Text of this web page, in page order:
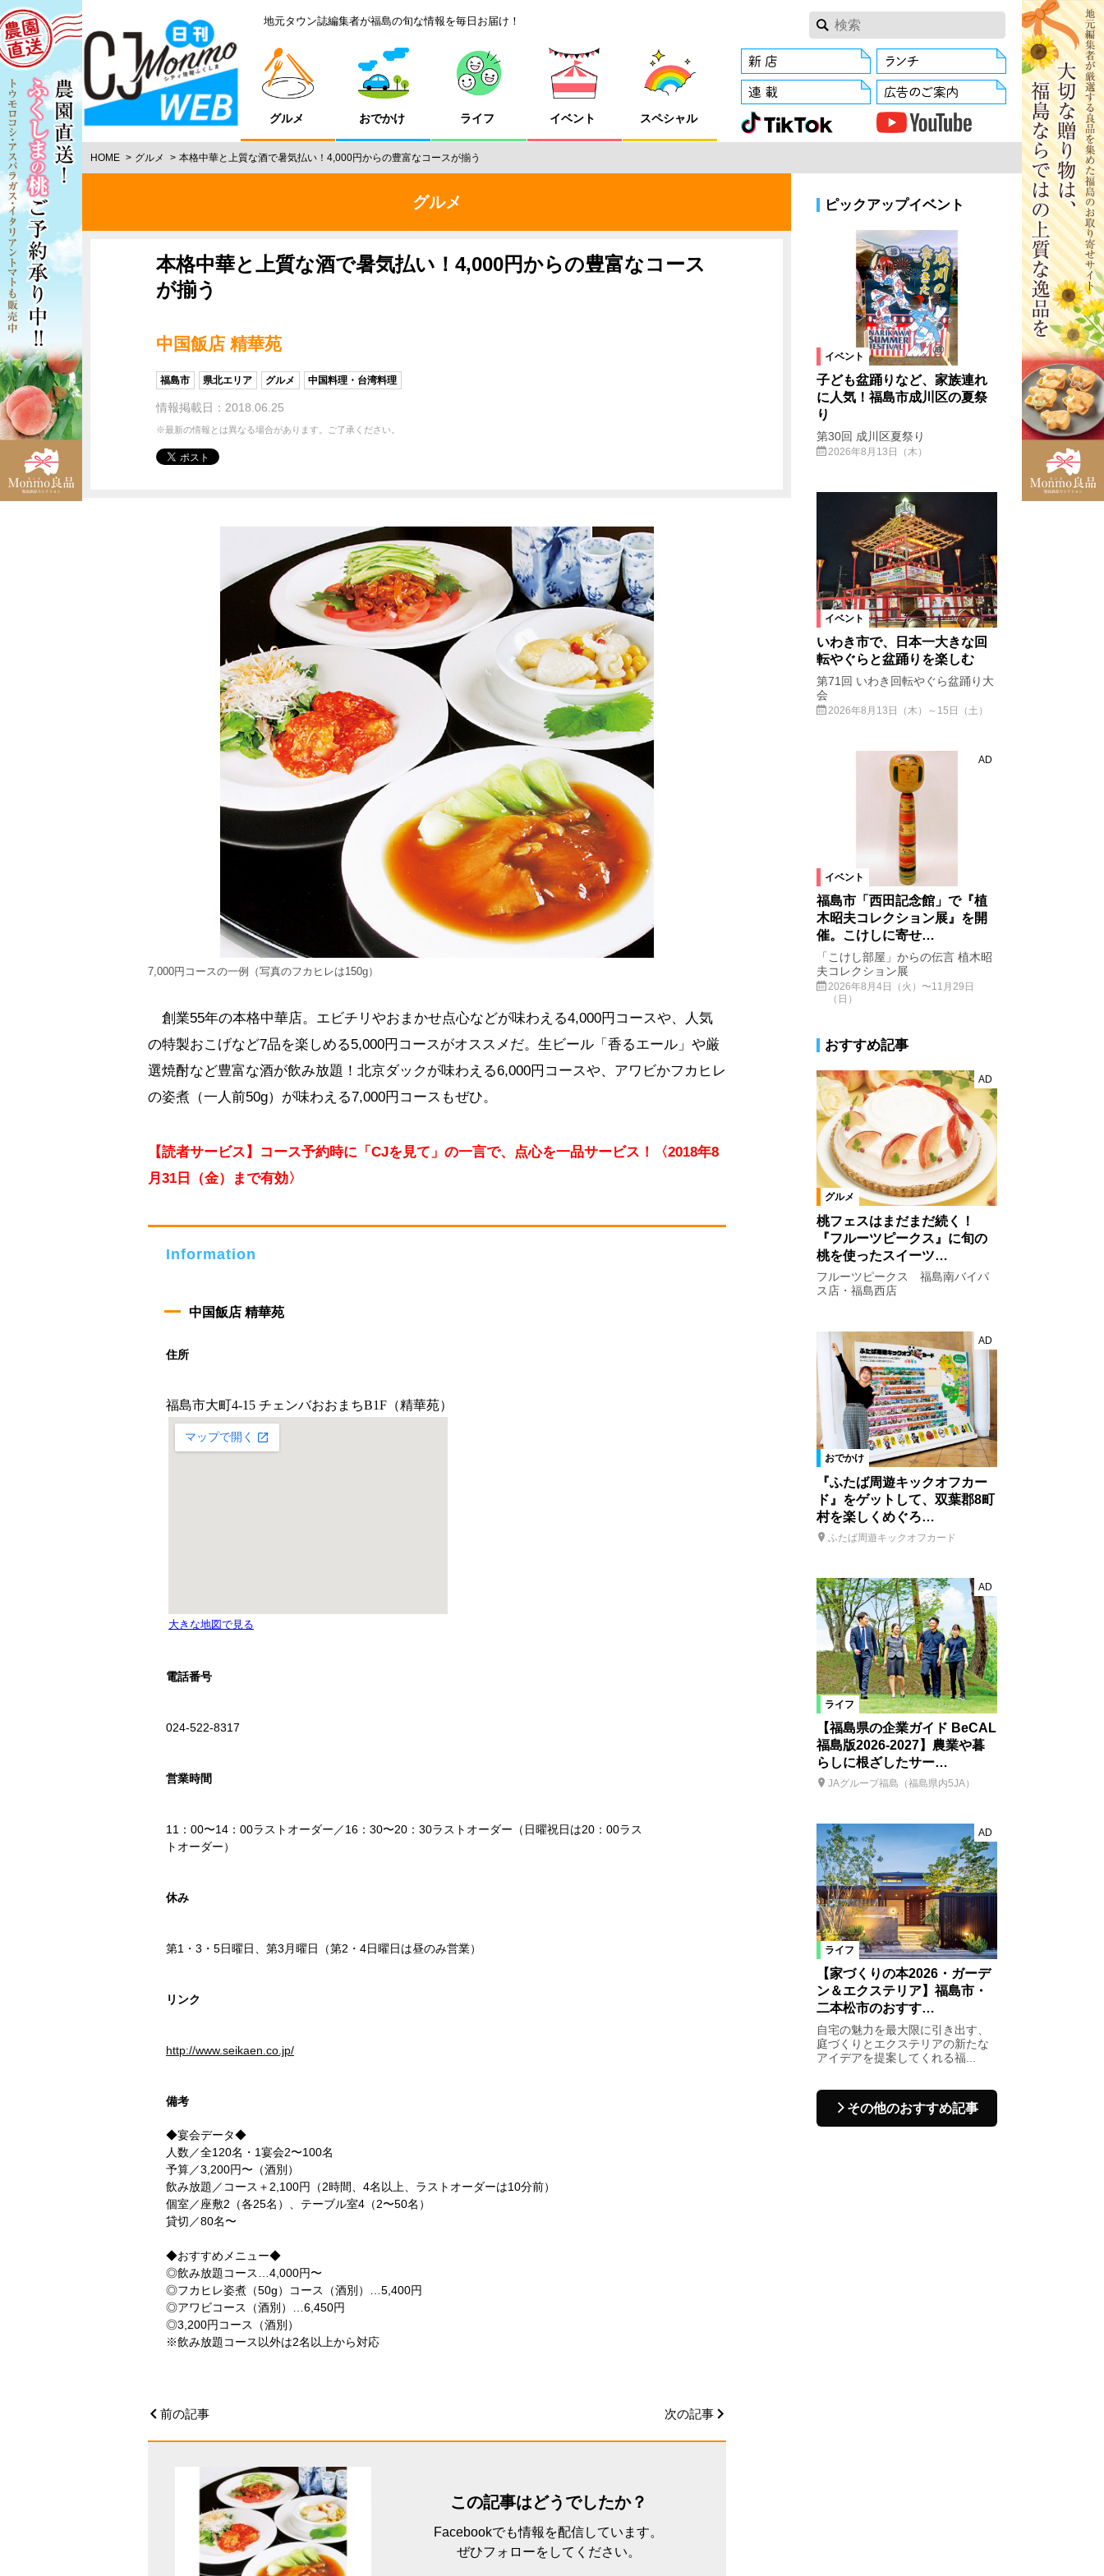
地元タウン誌編集者が福島の旬な情報を毎日お届け！
グルメ おでかけ ライフ イベント スペシャル
HOME グルメ 本格中華と上質な酒で暑気払い！4,000円からの豊富なコースが揃う
グルメ
本格中華と上質な酒で暑気払い！4,000円からの豊富なコース
が揃う
中国飯店 精華苑
福島市 県北エリア グルメ 中国料理・台湾料理
情報掲載日：2018.06.25
※最新の情報とは異なる場合があります。ご了承ください。
7,000円コースの一例（写真のフカヒレは150g）
創業55年の本格中華店。エビチリやおまかせ点心などが味わえる4,000円コースや、人気
の特製おこげなど7品を楽しめる5,000円コースがオススメだ。生ビール「香るエール」や厳
選焼酎など豊富な酒が飲み放題！北京ダックが味わえる6,000円コースや、アワビかフカヒレ
の姿煮（一人前50g）が味わえる7,000円コースもぜひ。
【読者サービス】コース予約時に「CJを見て」の一言で、点心を一品サービス！〈2018年8
月31日（金）まで有効〉
Information
中国飯店 精華苑
住所
電話番号
024-522-8317
営業時間
11：00〜14：00ラストオーダー／16：30〜20：30ラストオーダー（日曜祝日は20：00ラス
トオーダー）
休み
第1・3・5日曜日、第3月曜日（第2・4日曜日は昼のみ営業）
リンク
http://www.seikaen.co.jp/
備考
◆宴会データ◆
人数／全120名・1宴会2〜100名
予算／3,200円〜（酒別）
飲み放題／コース＋2,100円（2時間、4名以上、ラストオーダーは10分前）
個室／座敷2（各25名）、テーブル室4（2〜50名）
貸切／80名〜
◆おすすめメニュー◆
◎飲み放題コース…4,000円〜
◎フカヒレ姿煮（50g）コース（酒別）…5,400円
◎アワビコース（酒別）…6,450円
◎3,200円コース（酒別）
※飲み放題コース以外は2名以上から対応
前の記事 次の記事
この記事はどうでしたか？
Facebookでも情報を配信しています。
ぜひフォローをしてください。
ピックアップイベント
イベント
子ども盆踊りなど、家族連れ
に人気！福島市成川区の夏祭
り
第30回 成川区夏祭り
2026年8月13日（木）
イベント
いわき市で、日本一大きな回
転やぐらと盆踊りを楽しむ
第71回 いわき回転やぐら盆踊り大
会
2026年8月13日（木）～15日（土）
イベント
AD
福島市「西田記念館」で『植
木昭夫コレクション展』を開
催。こけしに寄せ…
「こけし部屋」からの伝言 植木昭
夫コレクション展
2026年8月4日（火）〜11月29日
（日）
おすすめ記事
グルメ
AD
桃フェスはまだまだ続く！
『フルーツピークス』に旬の
桃を使ったスイーツ…
フルーツピークス 福島南バイパ
ス店・福島西店
おでかけ
AD
『ふたば周遊キックオフカー
ド』をゲットして、双葉郡8町
村を楽しくめぐろ…
ふたば周遊キックオフカード
ライフ
AD
【福島県の企業ガイド BeCAL
福島版2026-2027】農業や暮
らしに根ざしたサー…
JAグループ福島（福島県内5JA）
ライフ
AD
【家づくりの本2026・ガーデ
ン＆エクステリア】福島市・
二本松市のおすす…
自宅の魅力を最大限に引き出す、
庭づくりとエクステリアの新たな
アイデアを提案してくれる福...
その他のおすすめ記事